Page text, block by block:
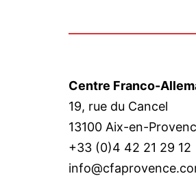
Centre Franco-
19, rue du Cancel
13100 Aix-en-
+33 (0)4 42 21 29 12